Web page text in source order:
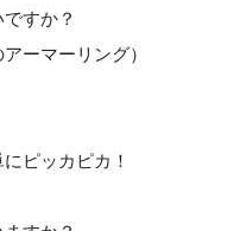
すか？
ーマーリング）
ピッカピカ！